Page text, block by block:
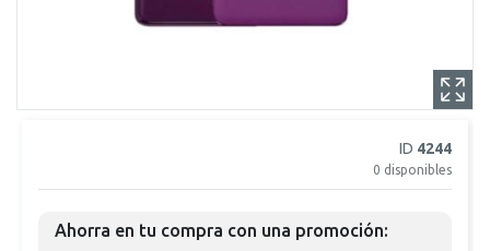
ID 4244
0 disponibles
Ahorra en tu compra con una promoción: